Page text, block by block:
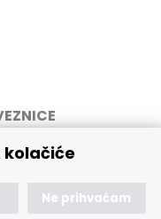
Ne prihvaćam